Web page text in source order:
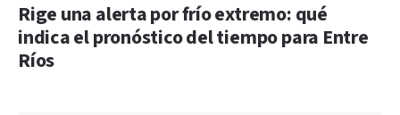
Rige una alerta por frío extremo: qué
indica el pronóstico del tiempo para Entre
Ríos